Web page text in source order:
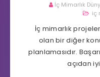
İç Mimarlık
iç
İç mimarlık
olan bir diğer
planlamasıdır.
açıdan